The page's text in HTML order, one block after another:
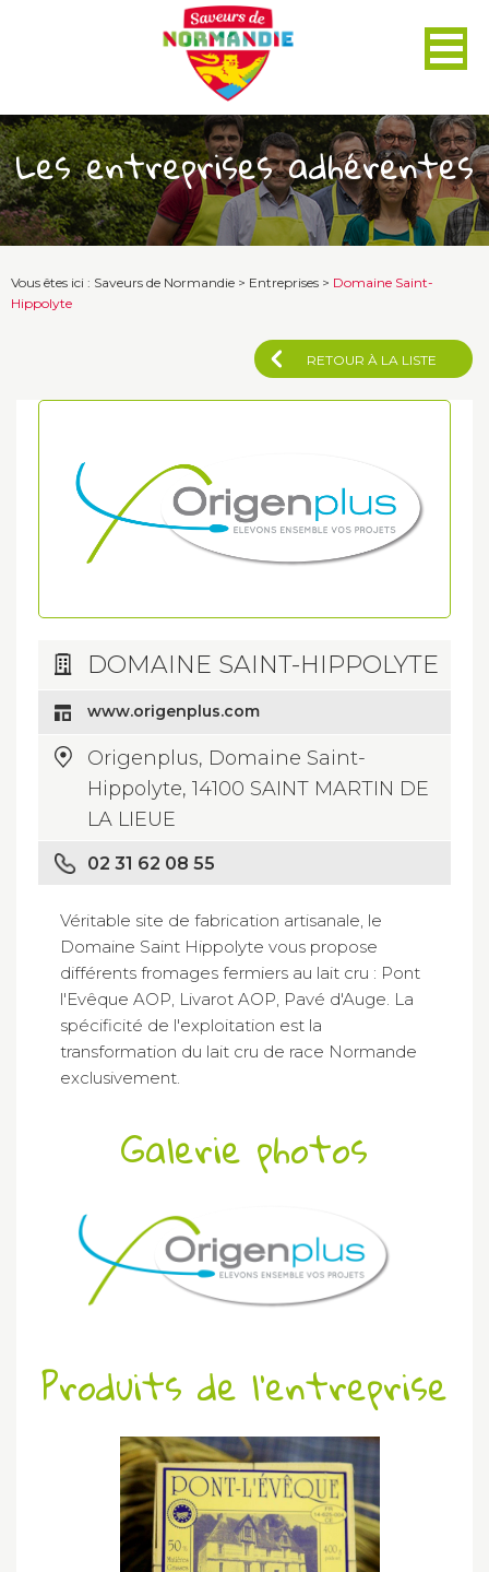
Les entreprises adhérentes
Vous êtes ici : Saveurs de Normandie > Entreprises > Domaine Saint-
Hippolyte
RETOUR À LA LISTE
DOMAINE SAINT-HIPPOLYTE
www.origenplus.com
Origenplus, Domaine Saint-
Hippolyte, 14100 SAINT MARTIN DE
LA LIEUE
02 31 62 08 55
Véritable site de fabrication artisanale, le
Domaine Saint Hippolyte vous propose
différents fromages fermiers au lait cru : Pont
l'Evêque AOP, Livarot AOP, Pavé d'Auge. La
spécificité de l'exploitation est la
transformation du lait cru de race Normande
exclusivement.
Galerie photos
Produits de l'entreprise
Panneau de gestion des cookies